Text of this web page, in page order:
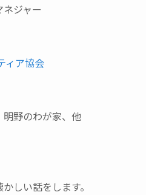
ネジャー
ィア協会
野のわが家、他
しい話をします。